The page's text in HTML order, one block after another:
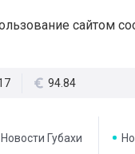
сайтом
94.84
Новости Губахи